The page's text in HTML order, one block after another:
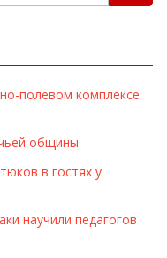
полевом комплексе
общины
в гостях у
научили педагогов